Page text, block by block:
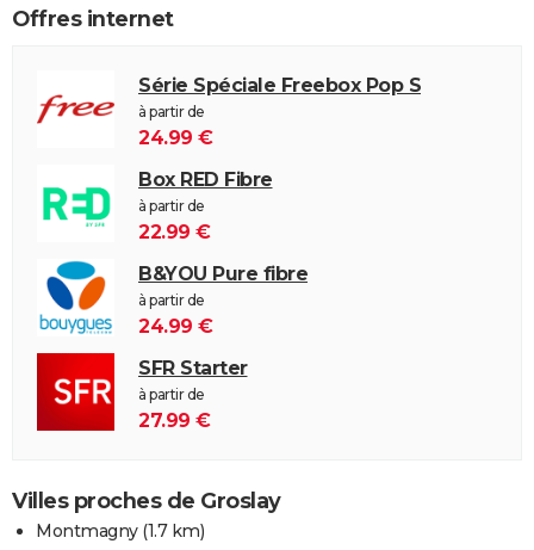
Offres internet
Série Spéciale Freebox Pop S
à partir de
24.99 €
Box RED Fibre
à partir de
22.99 €
B&YOU Pure fibre
à partir de
24.99 €
SFR Starter
à partir de
27.99 €
Villes proches de Groslay
Montmagny(1.7 km)